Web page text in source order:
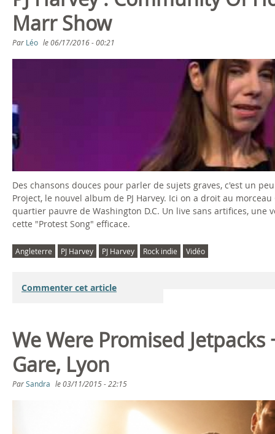
s
ê
t
s
i
c
i
Marr Show
Par Léo le06/17/2016 - 00:21
J
H
a
r
v
e
y
e
C
o
m
Des chansons douces pour parler de sujets graves, c'est un
Project, le nouvel album de PJ Harvey. Ici on a droit au
quartier pauvre de Washington D.C. Un live sans artifices,
cette "Protest Song" efficace.
Angleterre PJ Harvey PJ Harvey Rock indie Vidéo
Commenter cet article
We Were Promised
Gare, Lyon
ParSandra le03/11/2015 - 22:15